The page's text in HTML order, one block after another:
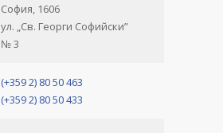
София, 1606
ул. „Св. Георги Софийски”
№ 3
(+359 2) 80 50 463
(+359 2) 80 50 433